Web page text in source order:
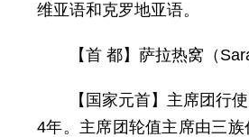
维亚语和克罗地亚语。
【首 都】萨拉热窝（
【国家元首】主席团行
4年。主席团轮值主席由三